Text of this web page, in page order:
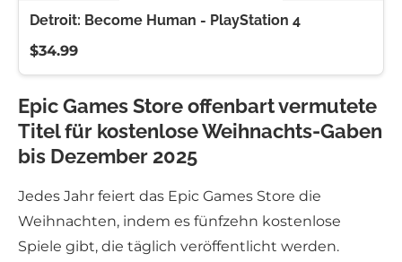
Detroit: Become Human - PlayStation 4
$34.99
Epic Games Store offenbart vermutete
Titel für kostenlose Weihnachts-Gaben
bis Dezember 2025
Jedes Jahr feiert das Epic Games Store die
Weihnachten, indem es fünfzehn kostenlose
Spiele gibt, die täglich veröffentlicht werden.